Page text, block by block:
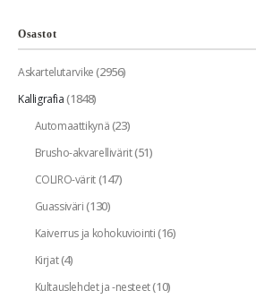
Osastot
Askartelutarvike(2956)
Kalligrafia(1848)
Automaattikynä(23)
Brusho-akvarellivärit(51)
COLIRO-värit(147)
Guassiväri(130)
Kaiverrus ja kohokuviointi(16)
Kirjat(4)
Kultauslehdet ja -nesteet(10)